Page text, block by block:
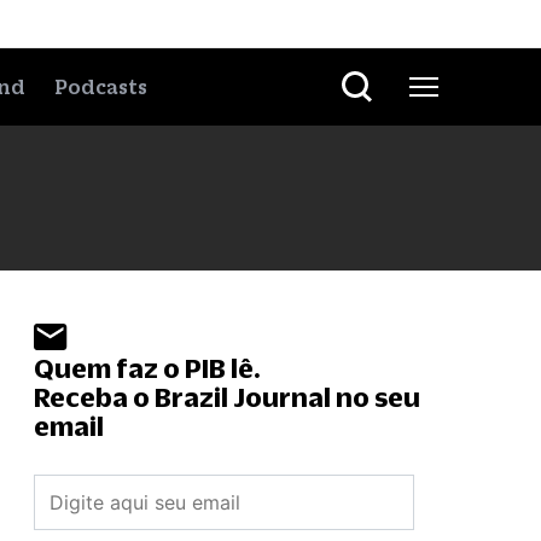
Podcasts
Quem faz o PIB lê.
Receba o Brazil Journal no seu
email